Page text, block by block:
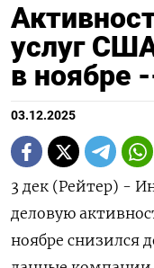
услуг
в ноябре
03.12.2025
3 дек (Рейтер) -
деловую
ноябре снизился